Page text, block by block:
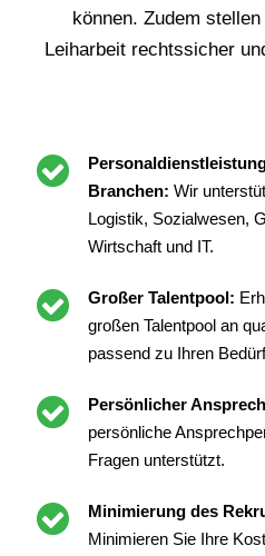
können. Zudem
Leiharbeit rechtssicher
Branchen: Wir
Logistik, Sozialwesen,
Wirtschaft und IT.
Großer Talentpool:
großen Talentpool an
passend zu Ihren
Persönlicher
persönliche
Fragen unterstützt.
Minimierung des
Minimieren Sie Ihre